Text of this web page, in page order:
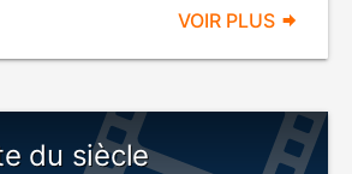
VOIR PLUS
du siècle